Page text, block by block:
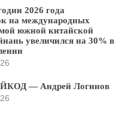
2026 года
на международных
южной китайской
увеличился на 30% в
— Андрей Логинов